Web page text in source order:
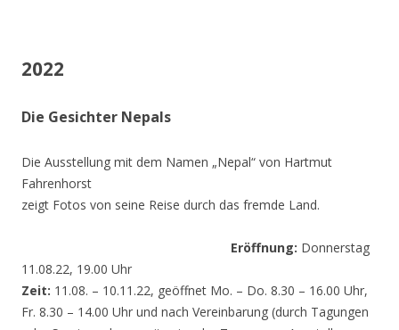
2022
Die Gesichter Nepals
Die Ausstellung mit dem Namen „Nepal“ von Hartmut
Fahrenhorst
zeigt Fotos von seine Reise durch das fremde Land.
Eröffnung: Donnerstag
11.08.22, 19.00 Uhr
Zeit: 11.08. – 10.11.22, geöffnet Mo. – Do. 8.30 – 16.00 Uhr,
Fr. 8.30 – 14.00 Uhr und nach Vereinbarung (durch Tagungen